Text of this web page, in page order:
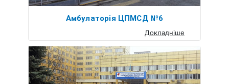
Амбулаторія ЦПМСД №6
Докладніше